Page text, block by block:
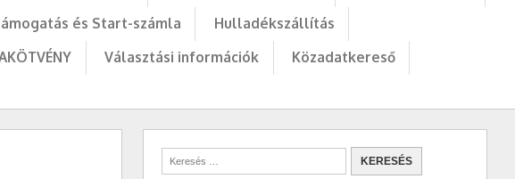
és Start-számla
Hulladékszállítás
Választási információk
Közadatkereső